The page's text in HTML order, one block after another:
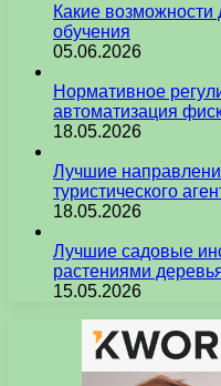
Какие возможности
обучения
05.06.2026
Нормативное
автоматизация
18.05.2026
Лучшие
туристического
18.05.2026
Лучшие садовые
растениями
15.05.2026